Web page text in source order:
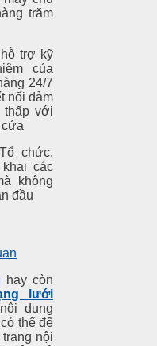
trăm
trợ kỹ
của
24/7
nối đảm
thấp với
cửa
chức,
các
không
đầu
hay còn
lưới
dung
thể để
nội